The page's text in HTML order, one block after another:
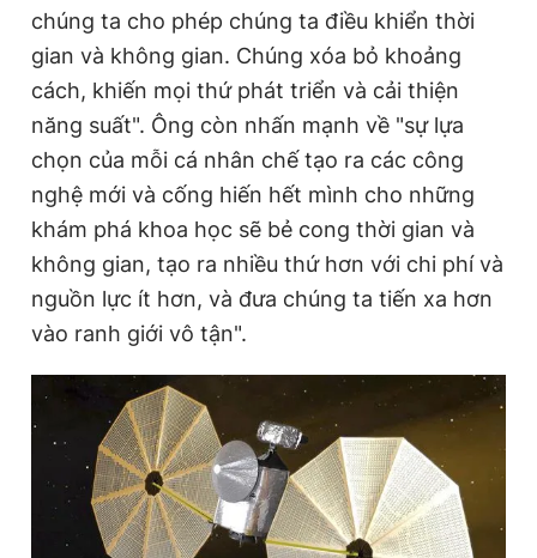
Theo dõi báo trên
Hotline
0906 645 777
Liên hệ quảng cáo
0908 780 404
Đặt báo Quảng cáo RSS Tòa soạn Chính sách bảo
Tổng biên tập: Nguyễn Ngọc Toàn
Phó tổng biên tập thường trực: Hải Thành
Phó tổng biên tập: Lâm Hiếu Dũng
Phó tổng biên tập: Trần Việt Hưng
Tổng thư ký tòa soạn: Đức Trung
Giấy phép xuất bản số 110/GP - BTTTT cấp ngày 24.3.2020
© 2003-2026 Bản quyền thuộc về Báo Thanh Niên. Cấm sao
chép dưới mọi hình thức nếu không có sự chấp thuận bằng văn
bản. Phát triển bởi ePi Technologies, JSC.
chúng ta cho phép chúng ta điều khiển thời
gian và không gian. Chúng xóa bỏ khoảng
cách, khiến mọi thứ phát triển và cải thiện
năng suất". Ông còn nhấn mạnh về "sự lựa
chọn của mỗi cá nhân chế tạo ra các công
nghệ mới và cống hiến hết mình cho những
khám phá khoa học sẽ bẻ cong thời gian và
không gian, tạo ra nhiều thứ hơn với chi phí và
nguồn lực ít hơn, và đưa chúng ta tiến xa hơn
vào ranh giới vô tận".